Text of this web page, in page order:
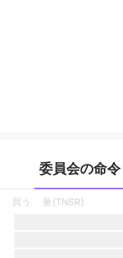
委員会の命令
買う 量(TNSR)